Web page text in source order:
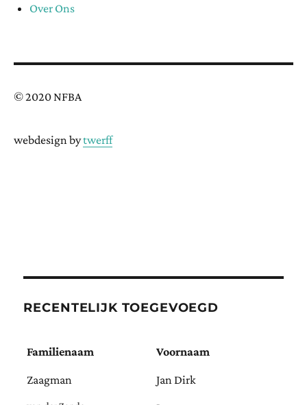
Over Ons
© 2020 NFBA
webdesign bytwerff
RECENTELIJK TOEGEVOEGD
Familienaam Voornaam
Zaagman Jan Dirk